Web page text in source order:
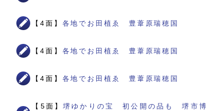
【4面】 各地でお田植ゑ 豊葦原瑞穂国
【4面】 各地でお田植ゑ 豊葦原瑞穂国
【4面】 各地でお田植ゑ 豊葦原瑞穂国
【5面】堺ゆかりの宝 初公開の品も 堺市博